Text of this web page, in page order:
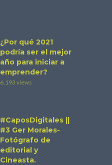
¿Por qué 2021
podría ser el mejor
año para iniciar a
emprender?
6.193 views
#CaposDigitales ||
#3 Ger Morales-
Fotógrafo de
editorial y
Cineasta.